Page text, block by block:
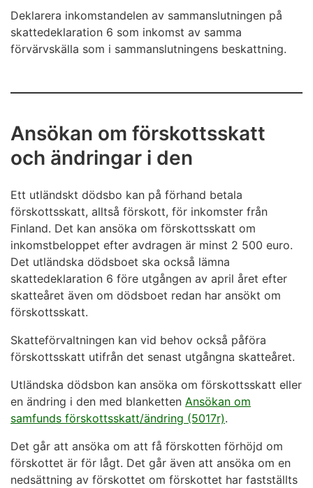
Deklarera inkomstandelen av sammanslutningen på
skattedeklaration 6 som inkomst av samma
förvärvskälla som i sammanslutningens beskattning.
Ansökan om förskottsskatt
och ändringar i den
Ett utländskt dödsbo kan på förhand betala
förskottsskatt, alltså förskott, för inkomster från
Finland. Det kan ansöka om förskottsskatt om
inkomstbeloppet efter avdragen är minst 2 500 euro.
Det utländska dödsboet ska också lämna
skattedeklaration 6 före utgången av april året efter
skatteåret även om dödsboet redan har ansökt om
förskottsskatt.
Skatteförvaltningen kan vid behov också påföra
förskottsskatt utifrån det senast utgångna skatteåret.
Utländska dödsbon kan ansöka om förskottsskatt eller
en ändring i den med blanketten Ansökan om
samfunds förskottsskatt/ändring (5017r).
Det går att ansöka om att få förskotten förhöjd om
förskottet är för lågt. Det går även att ansöka om en
nedsättning av förskottet om förskottet har fastställts